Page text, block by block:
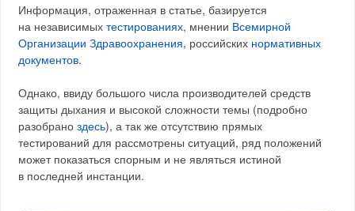
Информация, отраженная в статье, базируется
на независимыхтестированиях, мнении Всемирной
Организации Здравоохранения, российских нормативных
документов.
Однако, ввиду большого числа производителей средств
защиты дыхания и высокой сложности темы (подробно
разобраноздесь), а так же отсутствию прямых
тестирований для рассмотрены ситуаций, ряд положений
может показаться спорным и не являться истиной
в последней инстанции.